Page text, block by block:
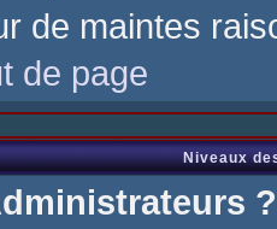
de maintes
de page
Niveaux
?